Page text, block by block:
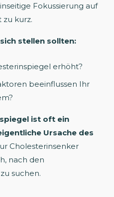
Fokussierung auf
kurz.
stellen sollten:
erhöht?
beeinflussen Ihr
ist oft ein
Ursache des
Cholesterinsenker
nach den
suchen.